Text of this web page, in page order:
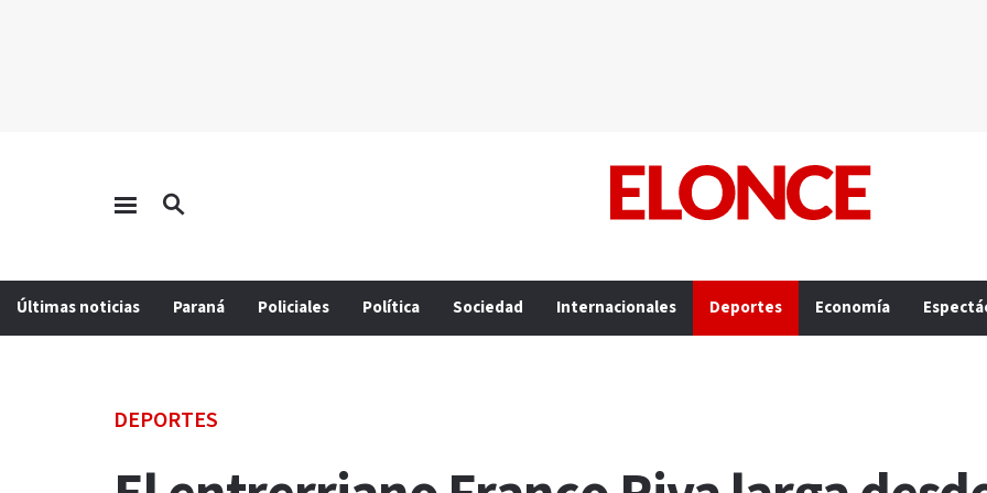
Últimas noticias Paraná Policiales Política Sociedad Internacionales Deportes Economía
DEPORTES